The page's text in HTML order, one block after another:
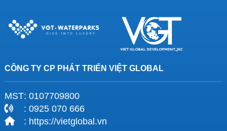
CÔNG TY CP PHÁT TRIỂN VIỆT GLOBAL
MST: 0107709800
: 0925 070 666
: https://vietglobal.vn